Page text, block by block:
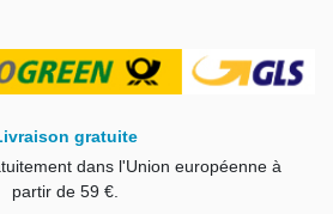
gratuite
dans l'Union européenne à
partir de 59 €.